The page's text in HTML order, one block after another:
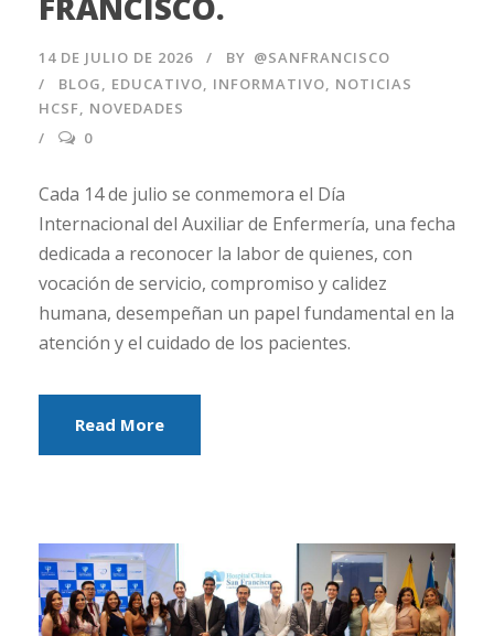
14 DE JULIO DE 2026 BY @SANFRANCISCO
BLOG, EDUCATIVO, INFORMATIVO, NOTICIAS
HCSF, NOVEDADES
0
Cada 14 de julio se conmemora el Día
Internacional del Auxiliar de Enfermería, una fecha
dedicada a reconocer la labor de quienes, con
vocación de servicio, compromiso y calidez
humana, desempeñan un papel fundamental en la
atención y el cuidado de los pacientes.
Read More